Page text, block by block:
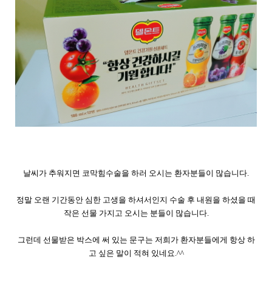
날씨가 추워지면 코막힘수술을 하러 오시는 환자분들이 많습니다.
정말 오랜 기간동안 심한 고생을 하셔서인지 수술 후 내원을 하셨을 때
작은 선물 가지고 오시는 분들이 많습니다.
그런데 선물받은 박스에 써 있는 문구는 저희가 환자분들에게 항상 하
고 싶은 말이 적혀 있네요.^^